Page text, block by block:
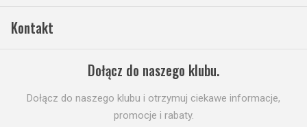
Kontakt
Dołącz do naszego klubu.
Dołącz do naszego klubu i otrzymuj ciekawe informacje,
promocje i rabaty.